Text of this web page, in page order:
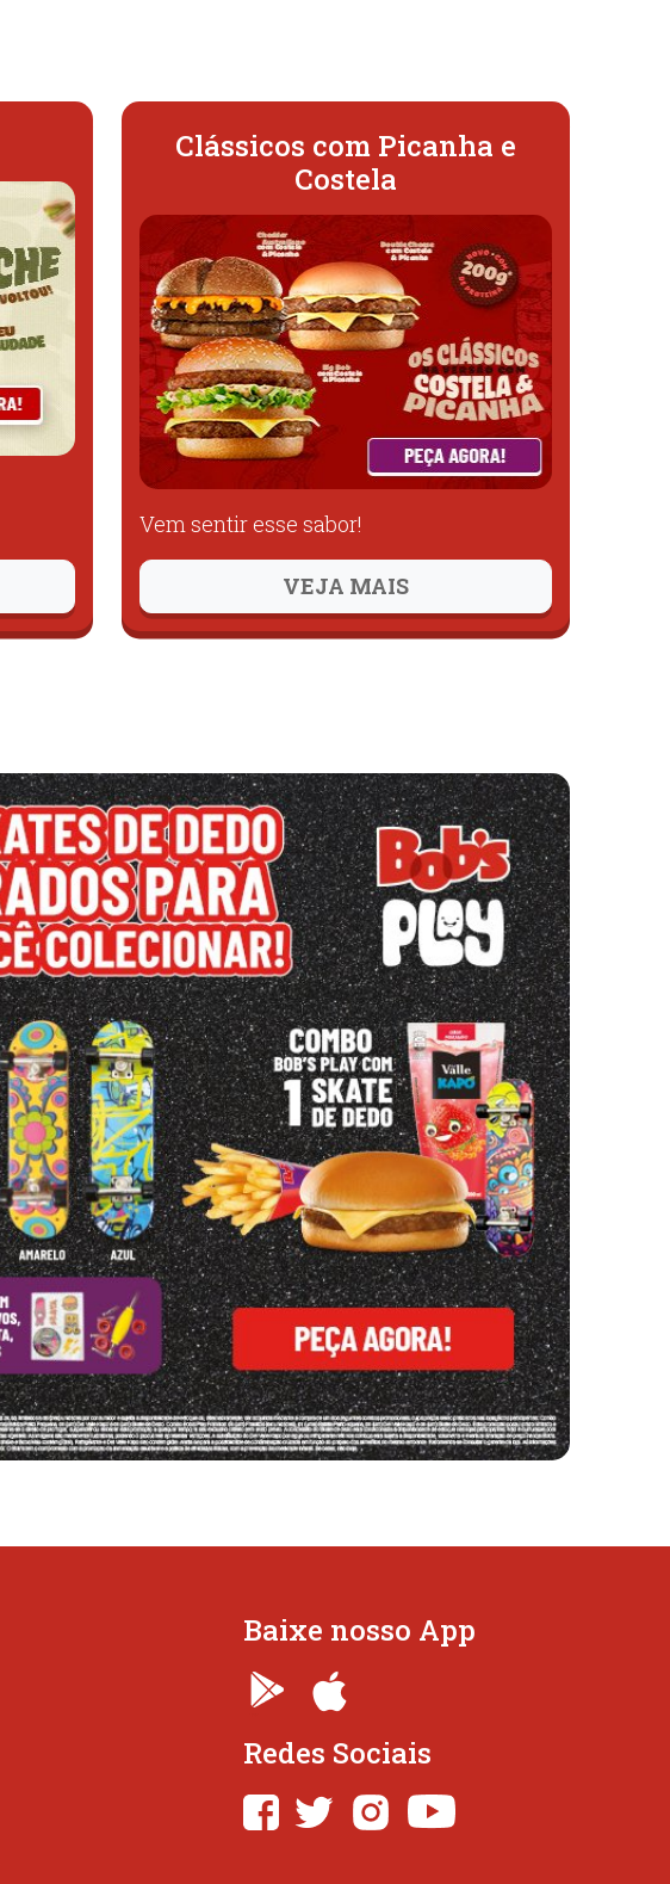
Clássicos com Picanha e
Costela
Vem sentir esse sabor!
VEJA MAIS
Baixe nosso App
Redes Sociais